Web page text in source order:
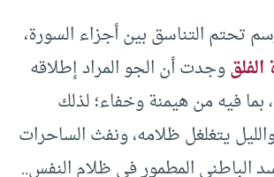
تحتم التناسق بين أجزاء السورة،
وجدت أن الجو المراد إطلاقه
بما فيه من هيمنة وخفاء؛ لذلك
يتغلغل ظلامه، ونفث الساحرات
الباطني المطمور في ظلام النفس..